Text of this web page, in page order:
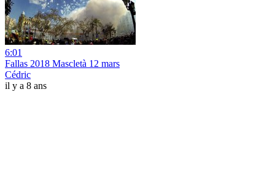
6:01
Fallas 2018 Mascletà 12 mars
Cédric
il y a 8 ans